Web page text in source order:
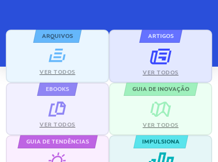
ARQUIVOS
VER TODOS
ARTIGOS
VER TODOS
EBOOKS
VER TODOS
GUIA DE INOVAÇÃO
VER TODOS
GUIA DE TENDÊNCIAS IMPULSIONA